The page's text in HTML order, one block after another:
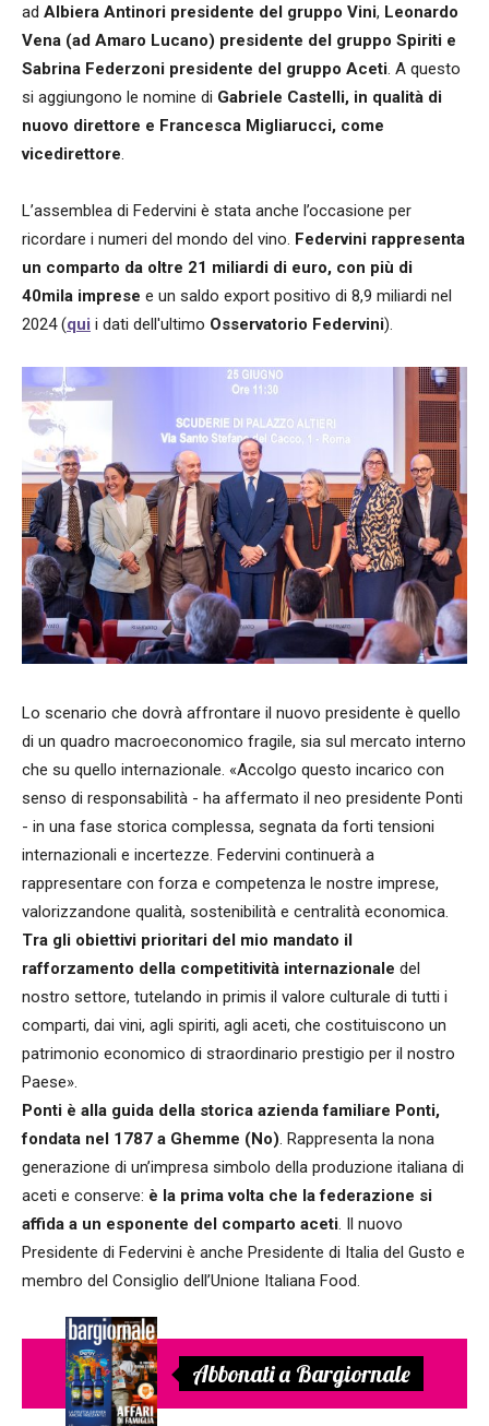
ad Albiera Antinori presidente del gruppo Vini, Leonardo
Vena (ad Amaro Lucano) presidente del gruppo Spiriti e
Sabrina Federzoni presidente del gruppo Aceti. A questo
si aggiungono le nomine di Gabriele Castelli, in qualità di
nuovo direttore e Francesca Migliarucci, come
vicedirettore.
L’assemblea di Federvini è stata anche l’occasione per
ricordare i numeri del mondo del vino. Federvini rappresenta
un comparto da oltre 21 miliardi di euro, con più di
40mila imprese e un saldo export positivo di 8,9 miliardi nel
2024 (qui i dati dell'ultimo Osservatorio Federvini).
Lo scenario che dovrà affrontare il nuovo presidente è quello
di un quadro macroeconomico fragile, sia sul mercato interno
che su quello internazionale. «Accolgo questo incarico con
senso di responsabilità - ha affermato il neo presidente Ponti
- in una fase storica complessa, segnata da forti tensioni
internazionali e incertezze. Federvini continuerà a
rappresentare con forza e competenza le nostre imprese,
valorizzandone qualità, sostenibilità e centralità economica.
Tra gli obiettivi prioritari del mio mandato il
rafforzamento della competitività internazionale del
nostro settore, tutelando in primis il valore culturale di tutti i
comparti, dai vini, agli spiriti, agli aceti, che costituiscono un
patrimonio economico di straordinario prestigio per il nostro
Paese».
Ponti è alla guida della storica azienda familiare Ponti,
fondata nel 1787 a Ghemme (No). Rappresenta la nona
generazione di un’impresa simbolo della produzione italiana di
aceti e conserve: è la prima volta che la federazione si
affida a un esponente del comparto aceti. Il nuovo
Presidente di Federvini è anche Presidente di Italia del Gusto e
membro del Consiglio dell’Unione Italiana Food.
Abbonati a Bargiornale